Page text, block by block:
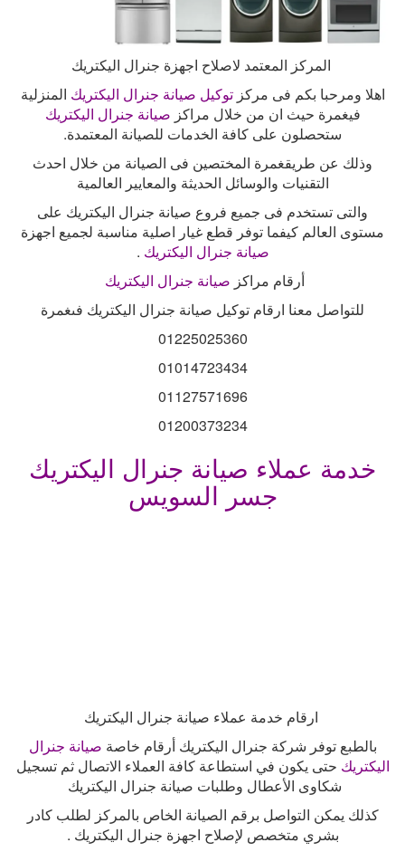
المركز المعتمد لاصلاح اجهزة جنرال اليكتريك
اهلا ومرحبا بكم فى مركزتوكيل صيانة جنرال اليكتريك المنزلية
فيغمرة حيث ان من خلال مراكز صيانة جنرال اليكتريك
ستحصلون على كافة الخدمات للصيانة المعتمدة.
وذلك عن طريقغمرة المختصين فى الصيانة من خلال احدث
التقنيات والوسائل الحديثة والمعايير العالمية
والتى تستخدم فى جميع فروع صيانة جنرال اليكتريك على
مستوى العالم كيفما توفر قطع غيار اصلية مناسبة لجميع اجهزة
صيانة جنرال اليكتريك .
أرقام مراكز صيانة جنرال اليكتريك
للتواصل معنا ارقام توكيل صيانة جنرال اليكتريك فىغمرة
01225025360
01014723434
01127571696
01200373234
خدمة عملاء صيانة جنرال اليكتريك
جسر السويس
ارقام خدمة عملاء صيانة جنرال اليكتريك
بالطبع توفر شركة جنرال اليكتريك أرقام خاصة صيانة جنرال
اليكتريك حتى يكون في استطاعة كافة العملاء الاتصال ثم تسجيل
شكاوى الأعطال وطلبات صيانة جنرال اليكتريك
كذلك يمكن التواصل برقم الصيانة الخاص بالمركز لطلب كادر
بشري متخصص لإصلاح اجهزة جنرال اليكتريك .